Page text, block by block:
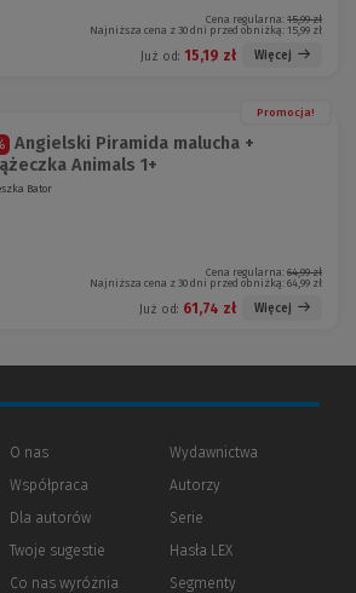
Cena regularna: 15,99 zł
Najniższa cena z 30 dni przed obniżką: 15,99 zł
Już od: 15,19 zł Więcej
Promocja!
Angielski Piramida malucha +
Animals 1+
Bator
Cena regularna: 64,99 zł
Najniższa cena z 30 dni przed obniżką: 64,99 zł
Już od: 61,74 zł Więcej
O nas
Współpraca
Dla autorów(Nowe
(Link
innej
strony)
Twoje sugestie
Co nas wyróżnia
Wydawnictwa
Autorzy
Serie
Hasła LEX
Segmenty